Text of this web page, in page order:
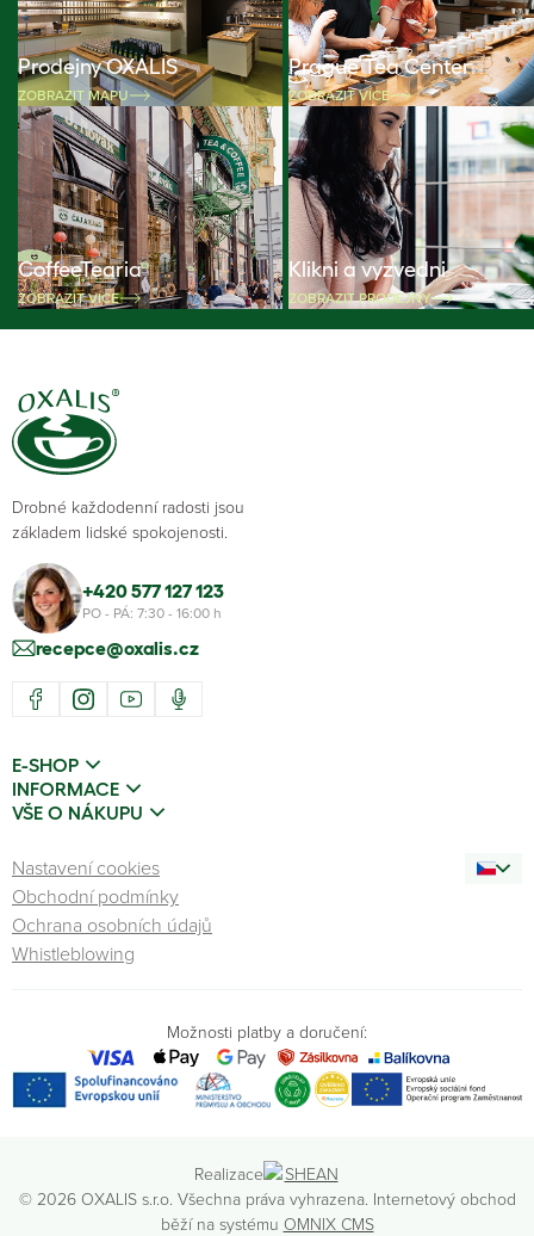
Prodejny OXALIS
ZOBRAZIT MAPU
Prague Tea Center
ZOBRAZIT VÍCE
CoffeeTearia
ZOBRAZIT VÍCE
Klikni a vyzvedni
ZOBRAZIT PRODEJNY
Drobné každodenní radosti jsou
základem lidské spokojenosti.
+420 577 127 123
PO - PÁ: 7:30 - 16:00 h
recepce@oxalis.cz
E-SHOP
INFORMACE
VŠE O NÁKUPU
Nastavení cookies
Obchodní podmínky
Ochrana osobních údajů
Whistleblowing
Možnosti platby a doručení:
© 2026 OXALIS s.r.o. Všechna práva vyhrazena. Internetový obchod
běží na systému OMNIX CMS
Realizace